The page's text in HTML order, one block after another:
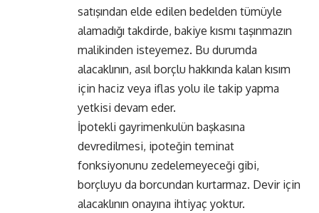
satışından elde edilen bedelden tümüyle
alamadığı takdirde, bakiye kısmı taşınmazın
malikinden isteyemez. Bu durumda
alacaklının, asıl borçlu hakkında kalan kısım
için haciz veya iflas yolu ile takip yapma
yetkisi devam eder.
İpotekli gayrimenkulün başkasına
devredilmesi, ipoteğin teminat
fonksiyonunu zedelemeyeceği gibi,
borçluyu da borcundan kurtarmaz. Devir için
alacaklının onayına ihtiyaç yoktur.